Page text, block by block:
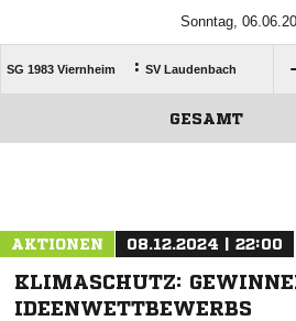
Sonntag,
SG 1983 Viernheim : SV Laudenbach
GESAMT
AKTIONEN 08.12.2024 | 22:00
KLIMASCHUTZ:
IDEENWETTBEWERBS